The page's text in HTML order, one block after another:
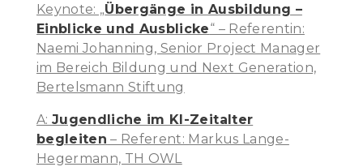
s
F
e
l
d
l
e
e
Keynote: „Übergänge in Ausbildung –
Einblicke und Ausblicke“ – Referentin:
Naemi Johanning, Senior Project Manager
im Bereich Bildung und Next Generation,
Bertelsmann Stiftung
A:Jugendliche im KI-Zeitalter
begleiten – Referent: Markus Lange-
Hegermann, TH OWL